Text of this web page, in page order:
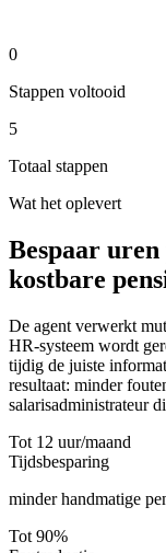
0
Stappen voltooid
5
Totaal stappen
Wat het oplevert
Bespaar
kostbare
De agent verwerkt
HR-systeem wordt
tijdig de juiste
resultaat: minder
salarisadministrateur
Tot 12 uur/maand
Tijdsbesparing
minder handmatige
Tot 90%